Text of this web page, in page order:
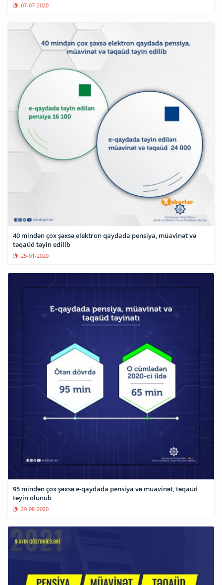
07-07-2020
40 mindən çox şəxsə elektron qaydada pensiya, müavinət və
təqaüd təyin edilib
25-01-2020
95 mindən çox şəxsə e-qaydada pensiya və müavinət, təqaüd
təyin olunub
29-08-2020